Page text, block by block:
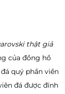
thật giả
của đồng hồ
quý phần viền
đá được đính